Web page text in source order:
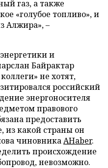
газ, а также
«голубое топливо», и
Алжира», –
и
Байрактар
не хотят,
российский
энергоносителя
правового
предоставить
какой страны он
чиновникаAHaber.
происхождение
невозможно.